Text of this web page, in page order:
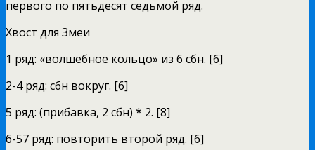
первого по пятьдесят седьмой ряд.
Хвост для Змеи
1 ряд: «волшебное кольцо» из 6 сбн. [6]
2-4 ряд: сбн вокруг. [6]
5 ряд: (прибавка, 2 сбн) * 2. [8]
6-57 ряд: повторить второй ряд. [6]